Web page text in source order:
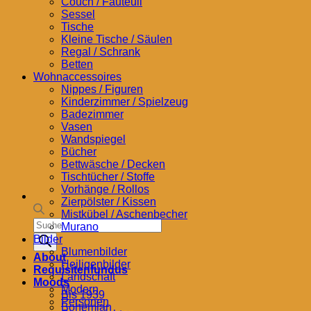
Products
search
About
Requisitenfundus
Moods
Bis 1939
Bohemian
Sessel
Tische
Kleine Tische / Säulen
Regal / Schrank
Betten
Wohnaccessoires
Nippes / Figuren
Kinderzimmer / Spielzeug
Badezimmer
Vasen
Wandspiegel
Bücher
Bettwäsche / Decken
Tischtücher / Stoffe
Vorhänge / Rollos
Zierpölster / Kissen
Mistkübel / Aschenbecher
Murano
Bilder
Blumenbilder
Heiligenbilder
Landschaft
Modern
Personen